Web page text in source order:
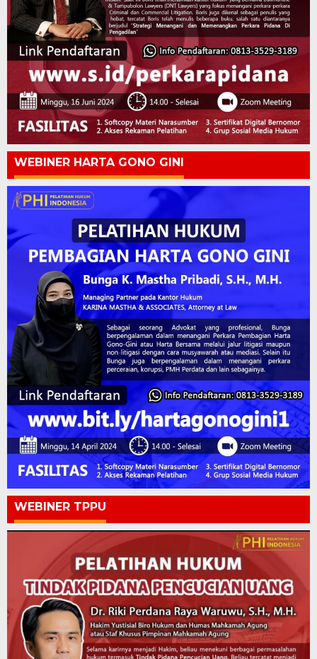
WEBINER HARTA GONO GINI
WEBINER TPPU